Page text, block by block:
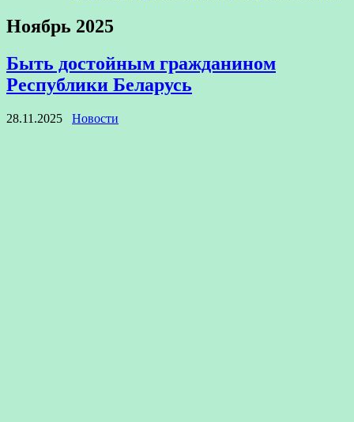
Ноябрь 2025
Быть достойным гражданином
Республики Беларусь
28.11.2025 Новости